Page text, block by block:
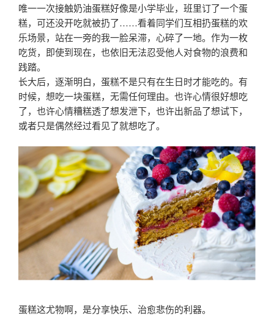
唯一一次接触奶油蛋糕好像是小学毕业，班里订了一个蛋
糕，可还没开吃就被扔了……看着同学们互相扔蛋糕的欢
乐场景，站在一旁的我一脸呆滞，心碎了一地。作为一枚
吃货，即使到现在，也依旧无法忍受他人对食物的浪费和
践踏。
长大后，逐渐明白，蛋糕不是只有在生日时才能吃的。有
时候，想吃一块蛋糕，无需任何理由。也许心情很好想吃
了，也许心情糟糕透了想发泄下，也许出新品了想试下，
或者只是偶然经过看见了就想吃了。
蛋糕这尤物啊，是分享快乐、治愈悲伤的利器。